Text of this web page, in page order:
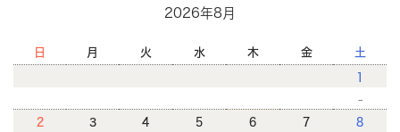
2026年8月
日 月 火 水 木 金 土
1
-
2 3 4 5 6 7 8